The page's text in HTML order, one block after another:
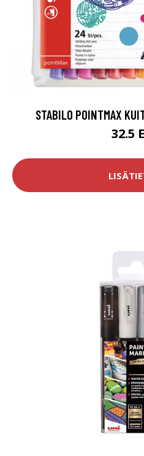
STABILO POINTMAX
32.5